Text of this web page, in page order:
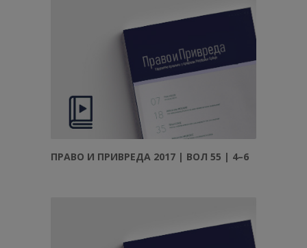
ПРАВО И ПРИВРЕДА 2017 | ВОЛ 55 | 4–6